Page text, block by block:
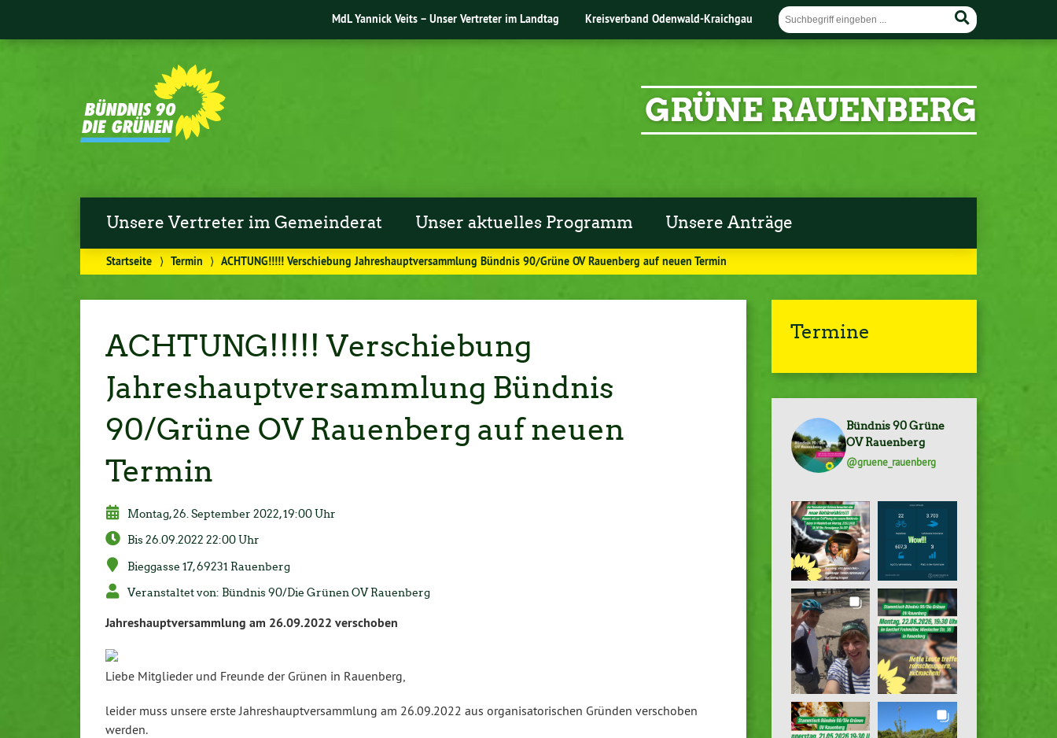
MdL Yannick Veits – Unser Vertreter im Landtag Kreisverband Odenwald-Kraichgau
GRÜNE RAUENBERG
Unsere Vertreter im Gemeinderat Unser aktuelles Programm Unsere Anträge
Startseite ⟩ Termin ⟩ ACHTUNG!!!!! Verschiebung Jahreshauptversammlung Bündnis 90/Grüne OV Rauenberg auf neuen Termin
ACHTUNG!!!!! Verschiebung
Jahreshauptversammlung Bündnis
90/Grüne OV Rauenberg auf neuen
Termin
Montag, 26. September 2022, 19:00 Uhr
Bis 26.09.2022 22:00 Uhr
Bieggasse 17, 69231 Rauenberg
Veranstaltet von: Bündnis 90/Die Grünen OV Rauenberg
Jahreshauptversammlung am 26.09.2022 verschoben
Liebe Mitglieder und Freunde der Grünen in Rauenberg,
leider muss unsere erste Jahreshauptversammlung am 26.09.2022 aus organisatorischen Gründen verschoben
werden.
Termine
Bündnis 90 Grüne
OV Rauenberg
@gruene_rauenberg